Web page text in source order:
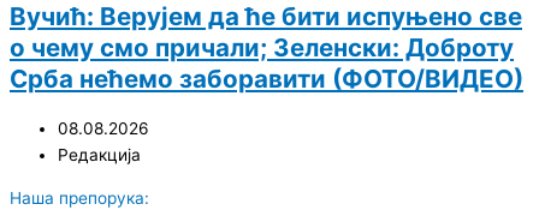
Вучић: Верујем да ће бити испуњено све
о чему смо причали; Зеленски: Доброту
Срба нећемо заборавити (ФОТО/ВИДЕО)
08.08.2026
Редакција
Наша препорука: